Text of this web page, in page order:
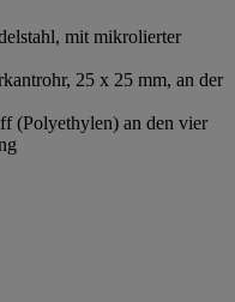
mit mikrolierter
25 x 25 mm, an der
(Polyethylen) an den vier